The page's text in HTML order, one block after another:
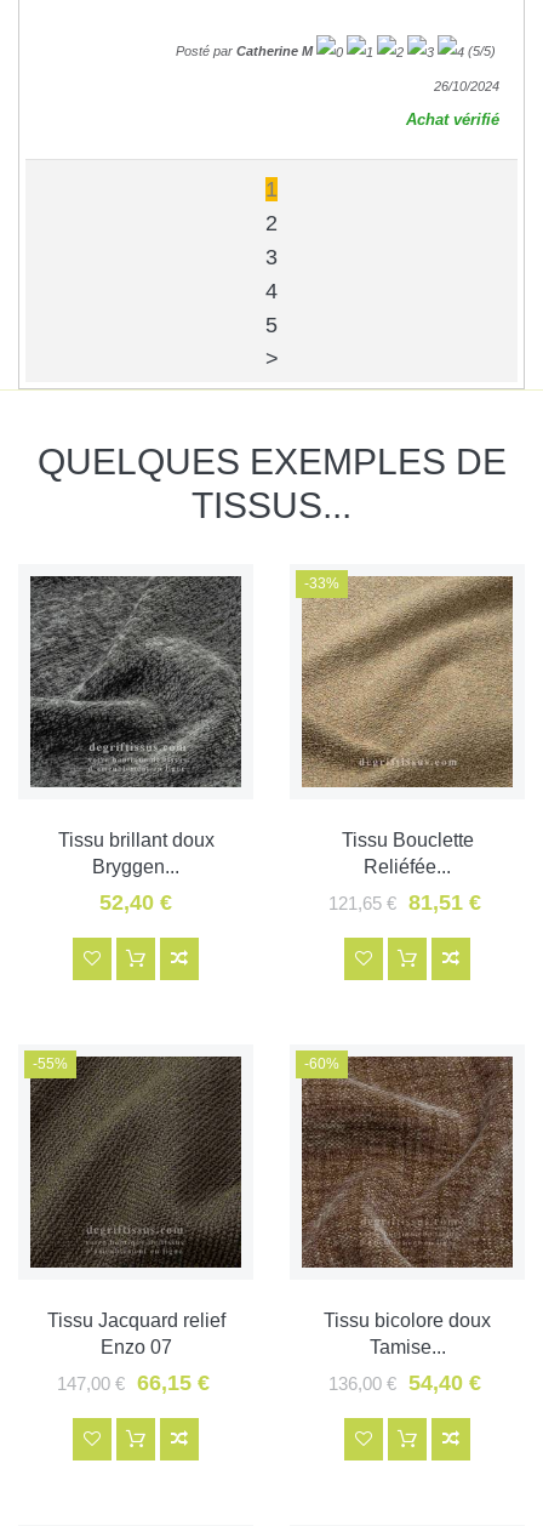
Posté par Catherine M (5/5)
26/10/2024
Achat vérifié
1
2
3
4
5
>
QUELQUES EXEMPLES DE
TISSUS...
Tissu brillant doux
Bryggen...
52,40 €
-33%
Tissu Bouclette
Reliéfée...
121,65 €
81,51 €
-55%
Tissu Jacquard relief
Enzo 07
147,00 €
66,15 €
-60%
Tissu bicolore doux
Tamise...
136,00 €
54,40 €